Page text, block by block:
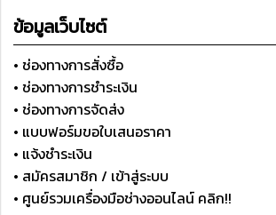
ข้อมูลเว็บไซต์
• ช่องทางการสั่งซื้อ
• ช่องทางการชำระเงิน
• ช่องทางการจัดส่ง
• แบบฟอร์มขอใบเสนอราคา
• แจ้งชำระเงิน
• สมัครสมาชิก / เข้าสู่ระบบ
• ศูนย์รวมเครื่องมือช่างออนไลน์ คลิก!!